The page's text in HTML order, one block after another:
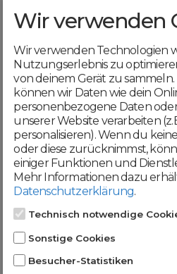
E-Mail
Mit deiner
dass du dieAGBund
Datenschutzerklärung
Weiter
Werde jetzt
Community!
Wir verwenden
Wir verwenden Technologien
Nutzungserlebnis zu
von deinem Gerät zu
können wir Daten wie dein
personenbezogene Daten
unserer Website verarbeiten
personalisieren). Wenn du
oder diese zurücknimmst,
einiger Funktionen und
Mehr Informationen dazu
Datenschutzerklärung.
Technisch notwendige
Sonstige Cookies
Besucher-Statistiken